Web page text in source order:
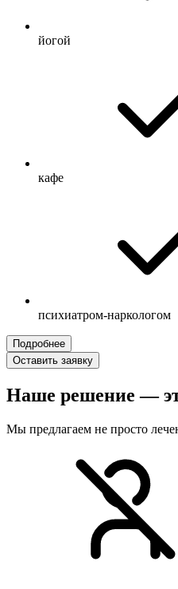
йогой
кафе
психиатром-наркологом
Подробнее
Оставить заявку
Наше решение —
Мы предлагаем не просто